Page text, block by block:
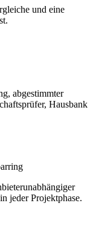
und eine
abgestimmter
Hausbank
jeder Projektphase.